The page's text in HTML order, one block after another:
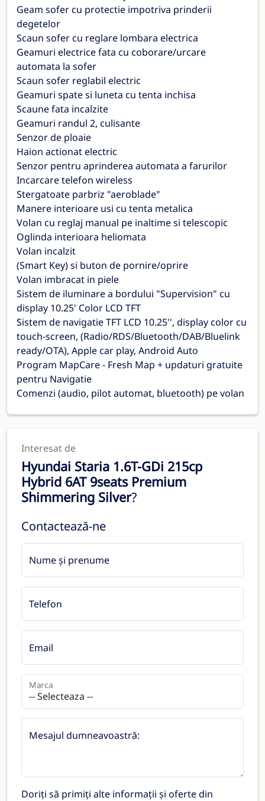
Geam sofer cu protectie impotriva prinderii
degetelor
Scaun sofer cu reglare lombara electrica
Geamuri electrice fata cu coborare/urcare
automata la sofer
Scaun sofer reglabil electric
Geamuri spate si luneta cu tenta inchisa
Scaune fata incalzite
Geamuri randul 2, culisante
Senzor de ploaie
Haion actionat electric
Senzor pentru aprinderea automata a farurilor
Incarcare telefon wireless
Stergatoate parbriz "aeroblade"
Manere interioare usi cu tenta metalica
Volan cu reglaj manual pe inaltime si telescopic
Oglinda interioara heliomata
Volan incalzit
(Smart Key) si buton de pornire/oprire
Volan imbracat in piele
Sistem de iluminare a bordului "Supervision" cu
display 10.25' Color LCD TFT
Sistem de navigatie TFT LCD 10.25'', display color cu
touch-screen, (Radio/RDS/Bluetooth/DAB/Bluelink
ready/OTA), Apple car play, Android Auto
Program MapCare - Fresh Map + updaturi gratuite
pentru Navigatie
Comenzi (audio, pilot automat, bluetooth) pe volan
Interesat de
Hyundai Staria 1.6T-GDi 215cp
Hybrid 6AT 9seats Premium
Shimmering Silver?
Contactează-ne
Nume și prenume
Telefon
Email
Marca
Mesajul dumneavoastră:
Doriți să primiți alte informații și oferte din